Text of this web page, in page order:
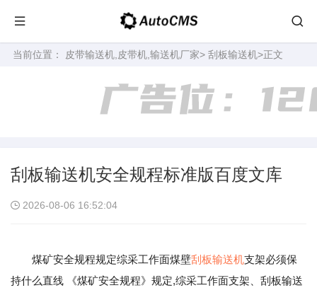
当前位置： 皮带输送机,皮带机,输送机厂家> 刮板输送机>正文
刮板输送机安全规程标准版百度文库
2026-08-06 16:52:04
煤矿安全规程规定综采工作面煤壁刮板输送机支架必须保
持什么直线 《煤矿安全规程》规定,综采工作面支架、刮板输送